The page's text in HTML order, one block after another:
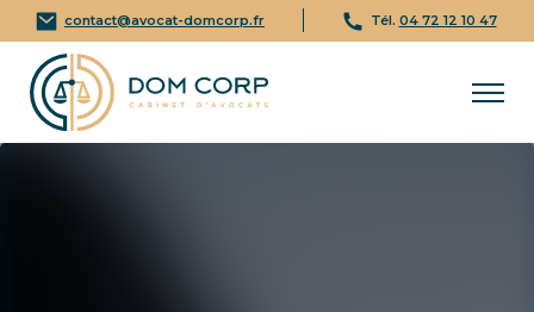
contact@avocat-domcorp.fr Tél. 04 72 12 10 47